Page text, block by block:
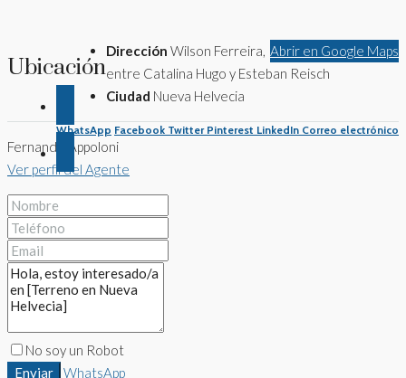
Ubicación
Abrir en Google Maps
WhatsApp Facebook Twitter Pinterest LinkedIn Correo electrónico
Dirección Wilson Ferreira,
entre Catalina Hugo y Esteban Reisch
Ciudad Nueva Helvecia
Fernando Appoloni
Ver perfil del Agente
No soy un Robot
Enviar
WhatsApp